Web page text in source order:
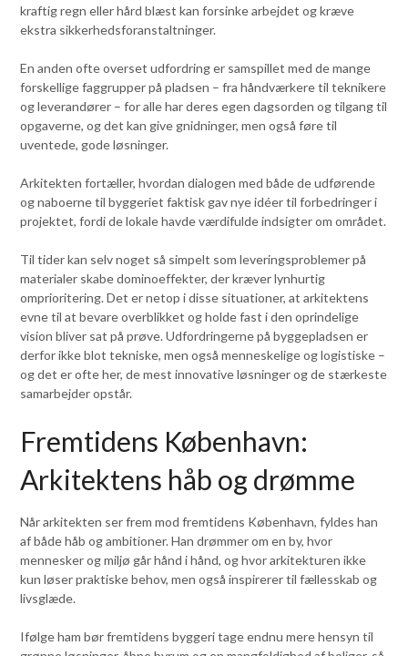
kraftig regn eller hård blæst kan forsinke arbejdet og kræve
ekstra sikkerhedsforanstaltninger.
En anden ofte overset udfordring er samspillet med de mange
forskellige faggrupper på pladsen – fra håndværkere til teknikere
og leverandører – for alle har deres egen dagsorden og tilgang til
opgaverne, og det kan give gnidninger, men også føre til
uventede, gode løsninger.
Arkitekten fortæller, hvordan dialogen med både de udførende
og naboerne til byggeriet faktisk gav nye idéer til forbedringer i
projektet, fordi de lokale havde værdifulde indsigter om området.
Til tider kan selv noget så simpelt som leveringsproblemer på
materialer skabe dominoeffekter, der kræver lynhurtig
omprioritering. Det er netop i disse situationer, at arkitektens
evne til at bevare overblikket og holde fast i den oprindelige
vision bliver sat på prøve. Udfordringerne på byggepladsen er
derfor ikke blot tekniske, men også menneskelige og logistiske –
og det er ofte her, de mest innovative løsninger og de stærkeste
samarbejder opstår.
Fremtidens København:
Arkitektens håb og drømme
Når arkitekten ser frem mod fremtidens København, fyldes han
af både håb og ambitioner. Han drømmer om en by, hvor
mennesker og miljø går hånd i hånd, og hvor arkitekturen ikke
kun løser praktiske behov, men også inspirerer til fællesskab og
livsglæde.
Ifølge ham bør fremtidens byggeri tage endnu mere hensyn til